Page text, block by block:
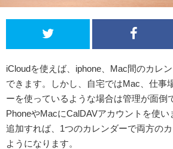
iCloudを使えば、iphone、Mac間のカレ
できます。しかし、自宅ではMac、仕事
ーを使っているような場合は管理が面倒
PhoneやMacにCalDAVアカウントを使い
追加すれば、1つのカレンダーで両方の
ようになります。